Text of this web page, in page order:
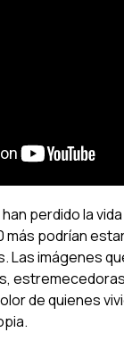
perdido la
más podrían
Las imágenes
de quienes